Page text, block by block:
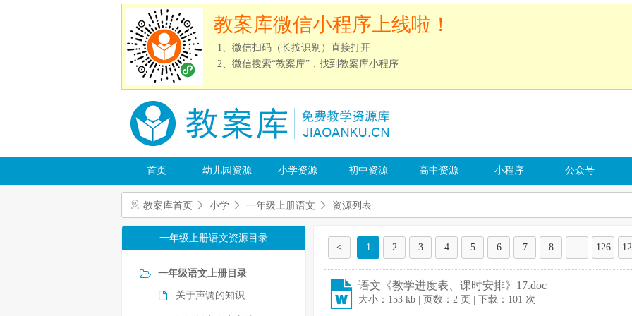
教案库微信小程序上线啦！
1、微信扫码（长按识别）直接打开
2、微信搜索“教案库”，找到教案库小程序
首页 幼儿园资源 小学资源 初中资源 高中资源 小程序 公众号
教案库首页 小学 一年级上册语文 资源列表
一年级上册语文资源目录
一年级语文上册目录
关于声调的知识
< 1 2 3 4 5 6 7 8 ... 126
语文《教学进度表、课时安排》17.doc
大小：153 kb | 页数：2 页 | 下载：101 次